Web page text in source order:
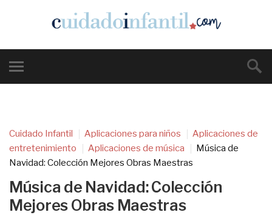
Cuidado Infantil Aplicaciones para niños
Aplicaciones de
entretenimiento
Aplicaciones de música
Música de
Navidad: Colección Mejores Obras Maestras
Música de Navidad: Colección
Mejores Obras Maestras